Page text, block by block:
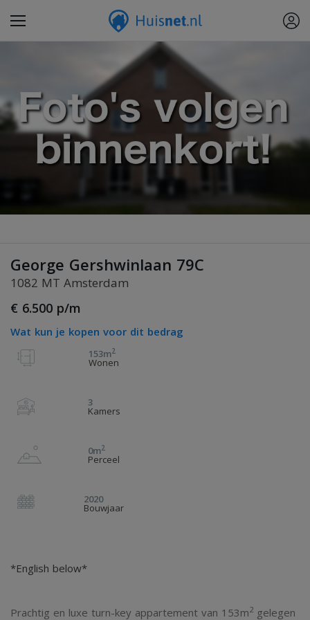
George Gershwinlaan 79C
1082 MT Amsterdam
€ 6.500 p/m
Wat kun je kopen voor dit bedrag
153m2
Wonen
3
Kamers
0m2
Perceel
2020
Bouwjaar
*English below*
Prachtig en luxe turn-key appartement van 153m2 gelegen